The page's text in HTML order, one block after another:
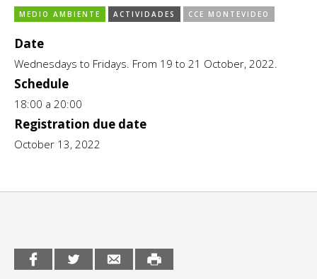
CCE en el interior/libros
Espacio itinerante de lectura infantil
Exposiciones
Formación
Género y Diversidad
Infantil y Juvenil
Letras
Sin categoría
MEDIO AMBIENTE ACTIVIDADES CCE MONTEVIDEO
Date
Wednesdays to Fridays. From 19 to 21 October, 2022.
Schedule
18:00 a 20:00
Registration due date
October 13, 2022